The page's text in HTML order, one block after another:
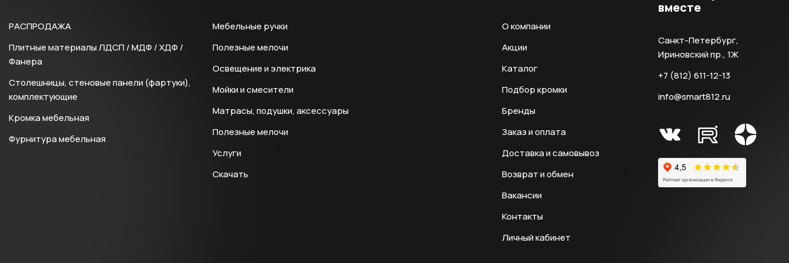
РАСПРОДАЖА
Плитные материалы ЛДСП / МДФ / ХДФ /
Фанера
Столешницы, стеновые панели (фартуки),
комплектующие
Кромка мебельная
Фурнитура мебельная
Мебельные ручки
Полезные мелочи
Освещение и электрика
Мойки и смесители
Матрасы, подушки, аксессуары
Полезные мелочи
Услуги
Скачать
О компании
Акции
Каталог
Подбор кромки
Бренды
Заказ и оплата
Доставка и самовывоз
Возврат и обмен
Вакансии
Контакты
Личный кабинет
вместе
Санкт-Петербург,
Ириновский пр., 1Ж
+7 (812) 611-12-13
info@smart812.ru